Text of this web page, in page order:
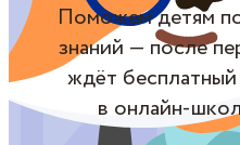
Поможем детям
знаний — после
ждёт
в